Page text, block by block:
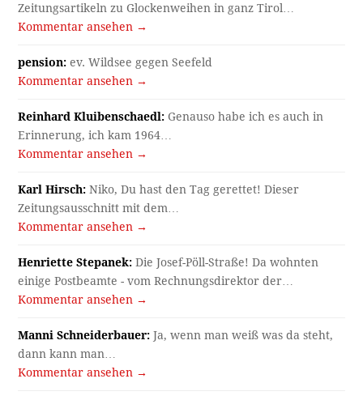
Zeitungsartikeln zu Glockenweihen in ganz Tirol…
Kommentar ansehen →
pension: ev. Wildsee gegen Seefeld
Kommentar ansehen →
Reinhard Kluibenschaedl: Genauso habe ich es auch in
Erinnerung, ich kam 1964…
Kommentar ansehen →
Karl Hirsch: Niko, Du hast den Tag gerettet! Dieser
Zeitungsausschnitt mit dem…
Kommentar ansehen →
Henriette Stepanek: Die Josef-Pöll-Straße! Da wohnten
einige Postbeamte - vom Rechnungsdirektor der…
Kommentar ansehen →
Manni Schneiderbauer: Ja, wenn man weiß was da steht,
dann kann man…
Kommentar ansehen →